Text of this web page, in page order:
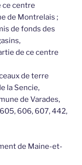
ce centre
de Montrelais ;
de fonds des
de ce centre
de terre
la Sencie,
de Varades,
606, 607, 442,
de Maine-et-